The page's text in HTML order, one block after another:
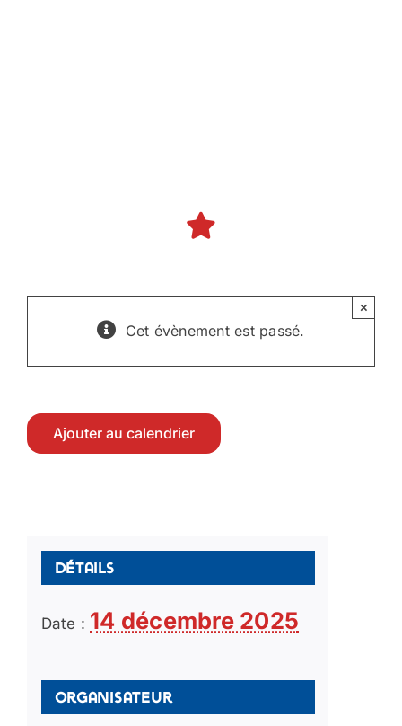
Cet évènement est passé.
×
Ajouter au calendrier
Détails
Date : 14 décembre 2025
Organisateur